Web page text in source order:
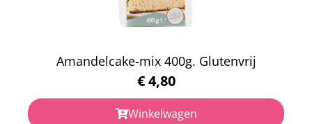
Amandelcake-mix 400g. Glutenvrij
€4,80
Winkelwagen